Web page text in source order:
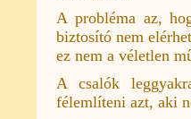
A probléma az,
biztosító nem
ez nem a véletlen
A csalók
félemlíteni azt, aki